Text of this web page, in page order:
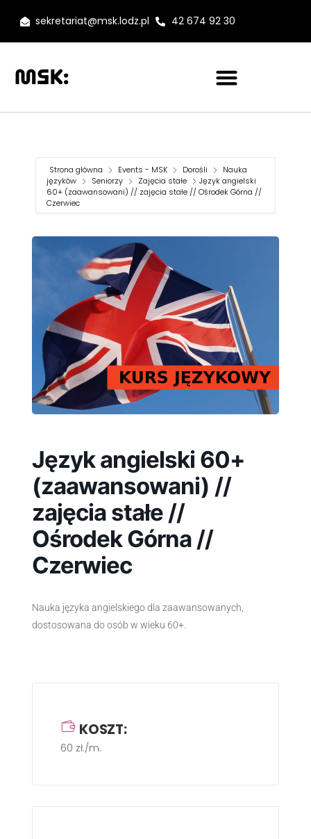
sekretariat@msk.lodz.pl 42 674 92 30
Strona główna Events - MSK Dorośli
Nauka
języków
Seniorzy Zajęcia stałe
Język angielski
60+ (zaawansowani) // zajęcia stałe // Ośrodek Górna //
Czerwiec
Język angielski 60+
(zaawansowani) //
zajęcia stałe //
Ośrodek Górna //
Czerwiec
Nauka języka angielskiego dla zaawansowanych,
dostosowana do osób w wieku 60+.
KOSZT:
60 zł./m.